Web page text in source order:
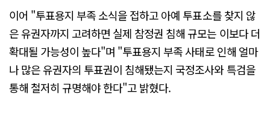
이어 "투표용지 부족 소식을 접하고 아예 투표소를 찾지 않
은 유권자까지 고려하면 실제 참정권 침해 규모는 이보다 더
확대될 가능성이 높다"며 "투표용지 부족 사태로 인해 얼마
나 많은 유권자의 투표권이 침해됐는지 국정조사와 특검을
통해 철저히 규명해야 한다"고 밝혔다.